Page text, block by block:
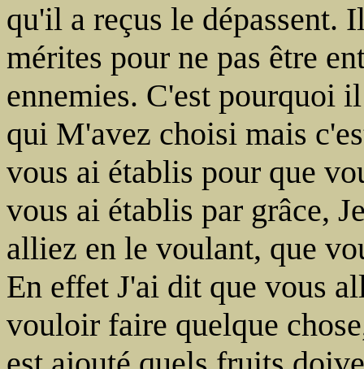
qu'il a reçus le dépassent.
mérites pour ne pas être
ennemies. C'est pourquoi
qui M'avez choisi mais
vous ai établis pour que
vous ai établis par grâce,
alliez en le voulant, que
En effet J'ai dit que vous
vouloir faire quelque